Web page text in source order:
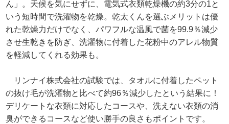
ん」。天候を気にせずに、電気式衣類乾燥機の約3分の1と
いう短時間で洗濯物を乾燥。乾太くんを選ぶメリットは優
れた乾燥力だけでなく、パワフルな温風で菌を99.9％減少
させ生乾きを防ぎ、洗濯物に付着した花粉中のアレル物質
を軽減してくれる効果も。
リンナイ株式会社の試験では、タオルに付着したペット
の抜け毛が洗濯物と比べて約96％減少したという結果に！
デリケートな衣類に対応したコースや、洗えない衣類の消
臭ができるコースなど使い勝手の良さもポイントです。